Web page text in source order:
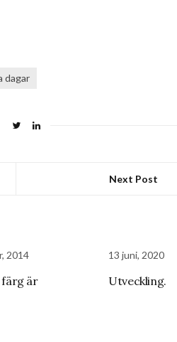
dagar
Next Post
2014
färg är
13 juni, 2020
Utveckling.